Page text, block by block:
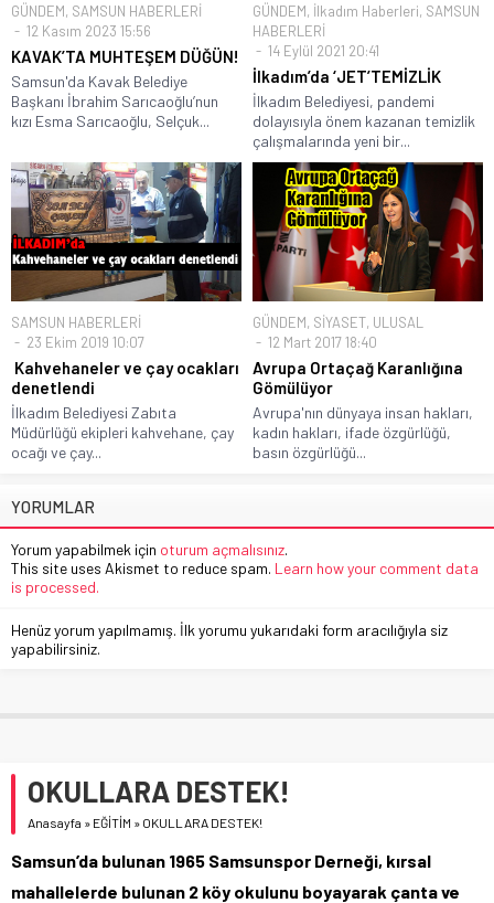
GÜNDEM, SAMSUN HABERLERİ
12 Kasım 2023 15:56
KAVAK’TA MUHTEŞEM DÜĞÜN!
Samsun'da Kavak Belediye
Başkanı İbrahim Sarıcaoğlu’nun
kızı Esma Sarıcaoğlu, Selçuk...
GÜNDEM, İlkadım Haberleri, SAMSUN
HABERLERİ
14 Eylül 2021 20:41
İlkadım’da ‘JET’TEMİZLİK
İlkadım Belediyesi, pandemi
dolayısıyla önem kazanan temizlik
çalışmalarında yeni bir...
SAMSUN HABERLERİ
23 Ekim 2019 10:07
Kahvehaneler ve çay ocakları
denetlendi
İlkadım Belediyesi Zabıta
Müdürlüğü ekipleri kahvehane, çay
ocağı ve çay...
GÜNDEM, SİYASET, ULUSAL
12 Mart 2017 18:40
Avrupa Ortaçağ Karanlığına
Gömülüyor
Avrupa'nın dünyaya insan hakları,
kadın hakları, ifade özgürlüğü,
basın özgürlüğü...
YORUMLAR
Yorum yapabilmek için oturum açmalısınız.
This site uses Akismet to reduce spam. Learn how your comment data
is processed.
Henüz yorum yapılmamış. İlk yorumu yukarıdaki form aracılığıyla siz
yapabilirsiniz.
OKULLARA DESTEK!
Anasayfa » EĞİTİM » OKULLARA DESTEK!
Samsun’da bulunan 1965 Samsunspor Derneği, kırsal
mahallelerde bulunan 2 köy okulunu boyayarak çanta ve